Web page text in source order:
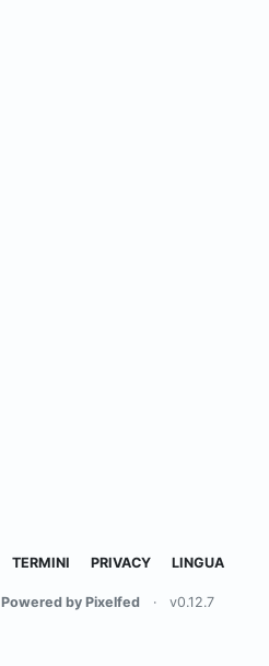
TERMINI PRIVACY LINGUA
Powered by Pixelfed · v0.12.7